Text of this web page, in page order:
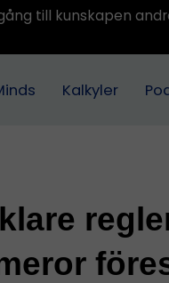
till kunskapen
Kalkyler